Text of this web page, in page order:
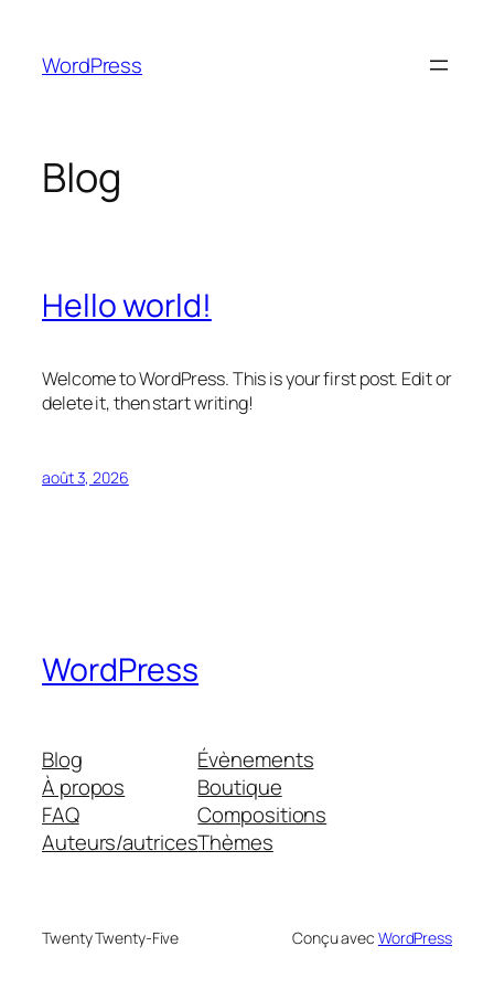
contenu
WordPress
Blog
Hello world!
Welcome to WordPress. This is your first post. Edit or
delete it, then start writing!
août 3, 2026
WordPress
Blog
À propos
FAQ
Auteurs/autrices
Évènements
Boutique
Compositions
Thèmes
Twenty Twenty-Five Conçu avec WordPress